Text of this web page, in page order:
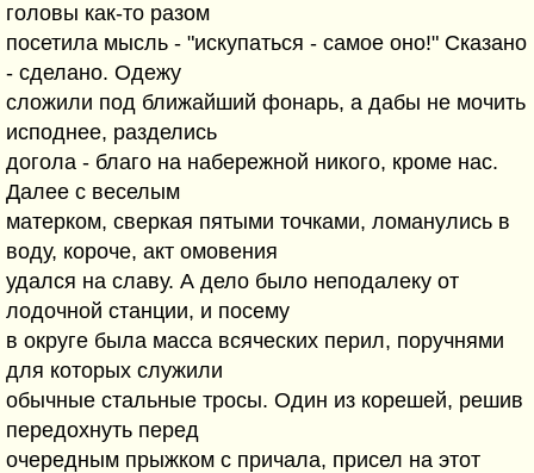
головы как-то разом
посетила мысль - "искупаться - самое оно!" Сказано
- сделано. Одежу
сложили под ближайший фонарь, а дабы не мочить
исподнее, разделись
догола - благо на набережной никого, кроме нас.
Далее с веселым
матерком, сверкая пятыми точками, ломанулись в
воду, короче, акт омовения
удался на славу. А дело было неподалеку от
лодочной станции, и посему
в округе была масса всяческих перил, поручнями
для которых служили
обычные стальные тросы. Один из корешей, решив
передохнуть перед
очередным прыжком с причала, присел на этот